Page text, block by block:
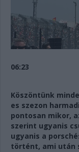
06:23
Köszöntünk
es szezon
pontosan mikor,
szerint ugyanis
ugyanis a
történt, ami után